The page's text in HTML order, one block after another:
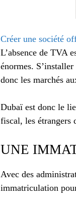
Créer une société
L’absence de TVA
énormes.
donc les marchés
Dubaï est donc le
fiscal, les étrangers
UNE
Avec des
immatriculation